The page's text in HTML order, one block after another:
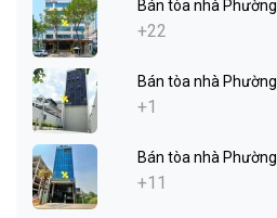
Bán tòa nhà
+22
Bán tòa nhà
+1
Bán tòa nhà
+11